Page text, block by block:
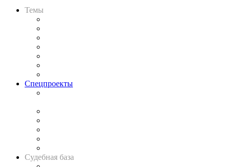
Темы
Спецпроекты
Судебная база